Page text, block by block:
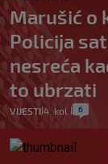
Marušić o
Policija
nesreća
to ubrzati
VIJESTI 4. kol. 6